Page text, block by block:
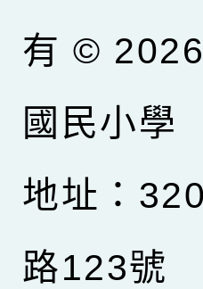
有 © 2026
國民小學
地址：
路123號